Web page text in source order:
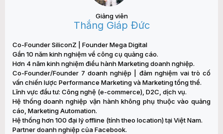
Giảng viên
Thắng Giáp Đức
Co-Founder SiliconZ | Founder Mega Digital
Gần 10 năm kinh nghiệm về công cụ quảng cáo.
Hơn 4 năm kinh nghiệm điều hành Marketing doanh nghiệp.
Co-Founder/Founder 7 doanh nghiệp | đảm nghiệm vai trò cố
vấn chiến lược Performance Marketing và Marketing tổng thể.
Lĩnh vực đầu tư: Công nghệ (e-commerce), D2C, dịch vụ.
Hệ thống doanh nghiệp vận hành không phụ thuộc vào quảng
cáo, Marketing Automation.
Hệ thống hơn 100 đại lý offline (tính theo location) tại Việt Nam.
Partner doanh nghiệp của Facebook.